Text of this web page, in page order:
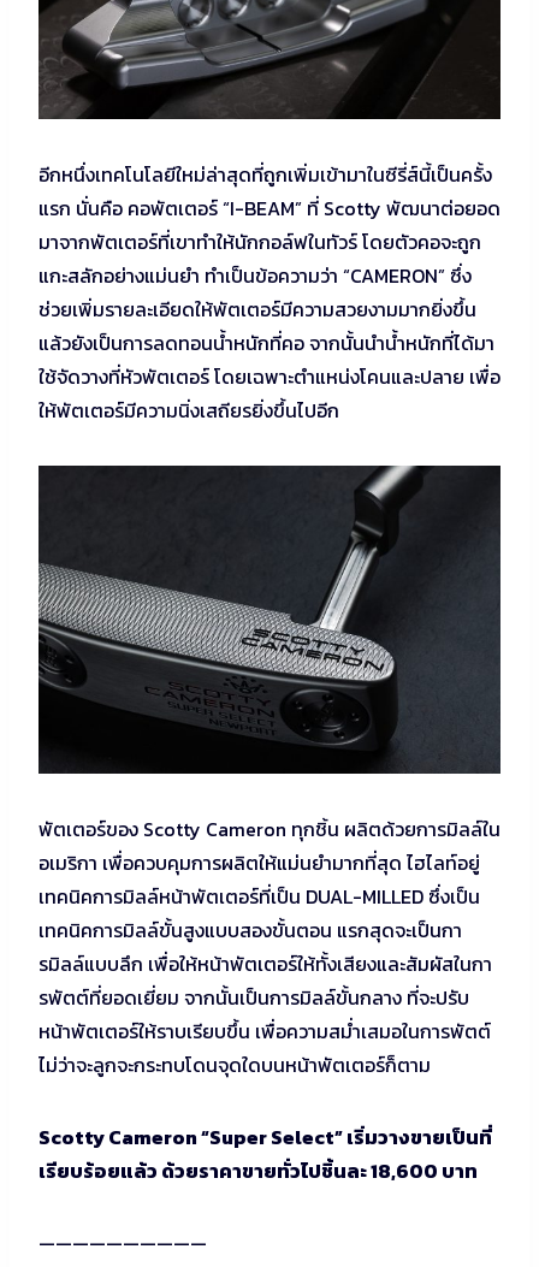
อีกหนึ่งเทคโนโลยีใหม่ล่าสุดที่ถูกเพิ่มเข้ามาในซีรี่ส์นี้เป็นครั้ง
แรก นั่นคือ คอพัตเตอร์ “I-BEAM” ที่ Scotty พัฒนาต่อยอด
มาจากพัตเตอร์ที่เขาทำให้นักกอล์ฟในทัวร์ โดยตัวคอจะถูก
แกะสลักอย่างแม่นยำ ทำเป็นข้อความว่า “CAMERON” ซึ่ง
ช่วยเพิ่มรายละเอียดให้พัตเตอร์มีความสวยงามมากยิ่งขึ้น
แล้วยังเป็นการลดทอนน้ำหนักที่คอ จากนั้นนำน้ำหนักที่ได้มา
ใช้จัดวางที่หัวพัตเตอร์ โดยเฉพาะตำแหน่งโคนและปลาย เพื่อ
ให้พัตเตอร์มีความนิ่งเสถียรยิ่งขึ้นไปอีก
พัตเตอร์ของ Scotty Cameron ทุกชิ้น ผลิตด้วยการมิลล์ใน
อเมริกา เพื่อควบคุมการผลิตให้แม่นยำมากที่สุด ไฮไลท์อยู่
เทคนิคการมิลล์หน้าพัตเตอร์ที่เป็น DUAL-MILLED ซึ่งเป็น
เทคนิคการมิลล์ขั้นสูงแบบสองขั้นตอน แรกสุดจะเป็นกา
รมิลล์แบบลึก เพื่อให้หน้าพัตเตอร์ให้ทั้งเสียงและสัมผัสในกา
รพัตต์ที่ยอดเยี่ยม จากนั้นเป็นการมิลล์ขั้นกลาง ที่จะปรับ
หน้าพัตเตอร์ให้ราบเรียบขึ้น เพื่อความสม่ำเสมอในการพัตต์
ไม่ว่าจะลูกจะกระทบโดนจุดใดบนหน้าพัตเตอร์ก็ตาม
Scotty Cameron “Super Select” เริ่มวางขายเป็นที่
เรียบร้อยแล้ว ด้วยราคาขายทั่วไปชิ้นละ 18,600 บาท
——————————